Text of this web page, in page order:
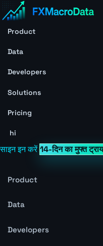
Product
Data
Developers
Solutions
Pricing
hi
साइन इन करें14-दिन का मुफ्त
Product
Data
Developers